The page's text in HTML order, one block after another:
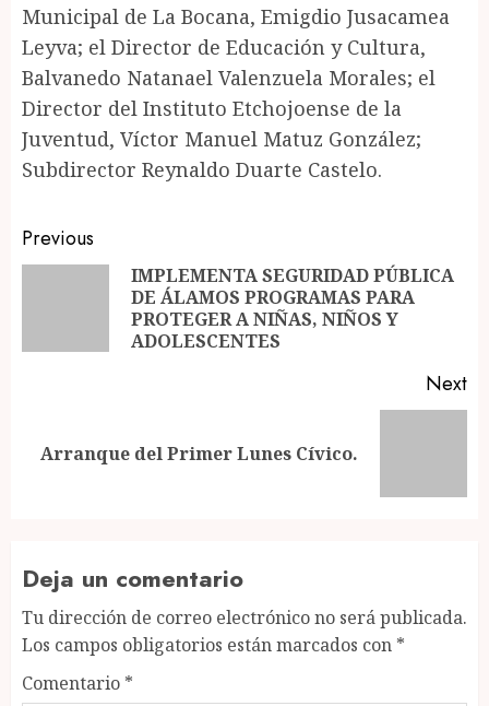
Municipal de La Bocana, Emigdio Jusacamea
Leyva; el Director de Educación y Cultura,
Balvanedo Natanael Valenzuela Morales; el
Director del Instituto Etchojoense de la
Juventud, Víctor Manuel Matuz González;
Subdirector Reynaldo Duarte Castelo.
Post
navigation
Previous
IMPLEMENTA SEGURIDAD PÚBLICA
DE ÁLAMOS PROGRAMAS PARA
PROTEGER A NIÑAS, NIÑOS Y
ADOLESCENTES
Next
Next
Arranque del Primer Lunes Cívico.
Deja un comentario
Tu dirección de correo electrónico no será publicada.
Los campos obligatorios están marcados con *
Comentario *